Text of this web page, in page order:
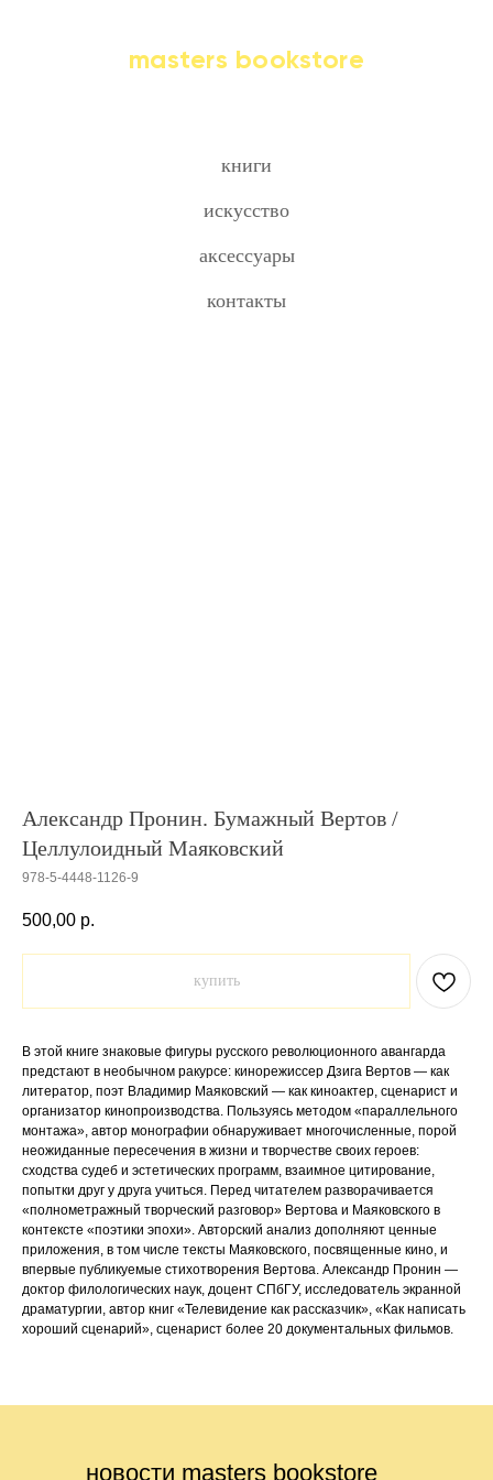
masters bookstore
книги
искусство
аксессуары
контакты
Александр Пронин. Бумажный Вертов /
Целлулоидный Маяковский
978-5-4448-1126-9
500,00 р.
купить
В этой книге знаковые фигуры русского революционного авангарда
предстают в необычном ракурсе: кинорежиссер Дзига Вертов — как
литератор, поэт Владимир Маяковский — как киноактер, сценарист и
организатор кинопроизводства. Пользуясь методом «параллельного
монтажа», автор монографии обнаруживает многочисленные, порой
неожиданные пересечения в жизни и творчестве своих героев:
сходства судеб и эстетических программ, взаимное цитирование,
попытки друг у друга учиться. Перед читателем разворачивается
«полнометражный творческий разговор» Вертова и Маяковского в
контексте «поэтики эпохи». Авторский анализ дополняют ценные
приложения, в том числе тексты Маяковского, посвященные кино, и
впервые публикуемые стихотворения Вертова. Александр Пронин —
доктор филологических наук, доцент СПбГУ, исследователь экранной
драматургии, автор книг «Телевидение как рассказчик», «Как написать
хороший сценарий», сценарист более 20 документальных фильмов.
новости masters bookstore